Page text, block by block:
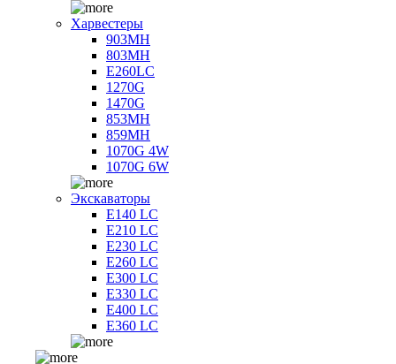
Харвестеры
903MH
803MH
E260LC
1270G
1470G
853MH
859MH
1070G 4W
1070G 6W
Экскаваторы
E140 LC
E210 LC
E230 LC
E260 LC
E300 LC
E330 LC
E400 LC
E360 LC